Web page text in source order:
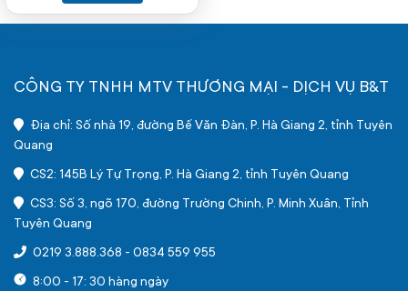
CÔNG TY TNHH MTV THƯƠNG MẠI - DỊCH VỤ B&T
Địa chỉ: Số nhà 19, đường Bế Văn Đàn, P. Hà Giang 2, tỉnh Tuyên
Quang
CS2: 145B Lý Tự Trọng, P. Hà Giang 2, tỉnh Tuyên Quang
CS3: Số 3, ngõ 170, đường Trường Chinh, P. Minh Xuân, Tỉnh
Tuyên Quang
0219 3.888.368 - 0834 559 955
8:00 - 17: 30 hàng ngày